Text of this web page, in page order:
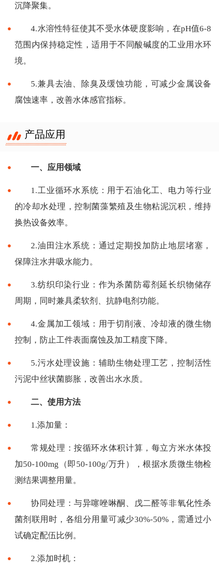
沉降聚集。
4.水溶性特征使其不受水体硬度影响，在pH值6-8
范围内保持稳定性，适用于不同酸碱度的工业用水环
境。
5.兼具去油、除臭及缓蚀功能，可减少金属设备
腐蚀速率，改善水体感官指标。
产品应用
一、应用领域
1.工业循环水系统：用于石油化工、电力等行业
的冷却水处理，控制菌藻繁殖及生物粘泥沉积，维持
换热设备效率。
2.油田注水系统：通过定期投加防止地层堵塞，
保障注水井吸水能力。
3.纺织印染行业：作为杀菌防霉剂延长织物储存
周期，同时兼具柔软剂、抗静电剂功能。
4.金属加工领域：用于切削液、冷却液的微生物
控制，防止工件表面腐蚀及加工精度下降。
5.污水处理设施：辅助生物处理工艺，控制活性
污泥中丝状菌膨胀，改善出水水质。
二、使用方法
1.添加量：
常规处理：按循环水体积计算，每立方米水体投
加50-100mg（即50-100g/万升），根据水质微生物检
测结果调整用量。
协同处理：与异噻唑啉酮、戊二醛等非氧化性杀
菌剂联用时，各组分用量可减少30%-50%，需通过小
试确定配伍比例。
2.添加时机：